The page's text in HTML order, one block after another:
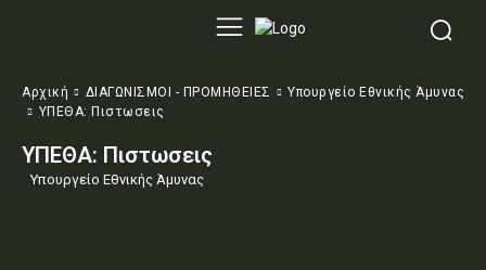
Αρχική ΔΙΑΓΩΝΙΣΜΟΙ - ΠΡΟΜΗΘΕΙΕΣ
Υπουργείο Εθνικής Άμυνας
ΥΠΕΘΑ: Πιστωσεις
ΥΠΕΘΑ: Πιστωσεις
Υπουργείο Εθνικής Άμυνας